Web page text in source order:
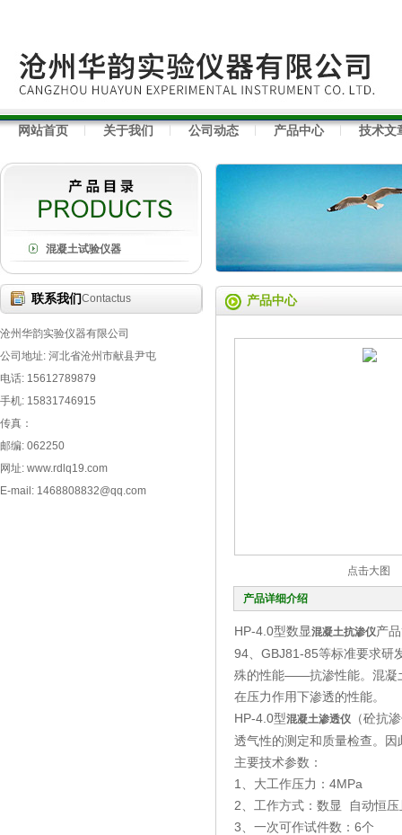
网站首页 关于我们 公司动态 产品中心 技术文
混凝土试验仪器
联系我们Contactus
沧州华韵实验仪器有限公司
公司地址: 河北省沧州市献县尹屯
电话: 15612789879
手机: 15831746915
传真：
邮编: 062250
网址: www.rdlq19.com
E-mail: 1468808832@qq.com
产品中心
点击大图
产品详细介绍
HP-4.0型数显混凝土抗渗仪产
94、GBJ81-85等标准要求研
殊的性能——抗渗性能。混凝
在压力作用下渗透的性能。
HP-4.0型混凝土渗透仪 （砼抗
透气性的测定和质量检查。
主要技术参数：
1、大工作压力：4MPa
2、工作方式：数显 自动恒
3、一次可作试件数：6个